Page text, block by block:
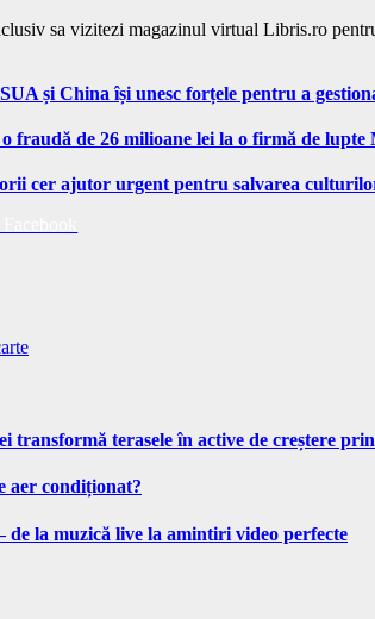
sa vizitezi magazinul virtual Libris.ro
și China își unesc forțele pentru a
fraudă de 26 milioane lei la o firmă de
cer ajutor urgent pentru salvarea
transformă terasele în active de creștere
aer condiționat?
de la muzică live la amintiri video perfecte